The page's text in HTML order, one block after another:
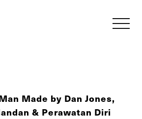
Made by Dan Jones,
& Perawatan Diri